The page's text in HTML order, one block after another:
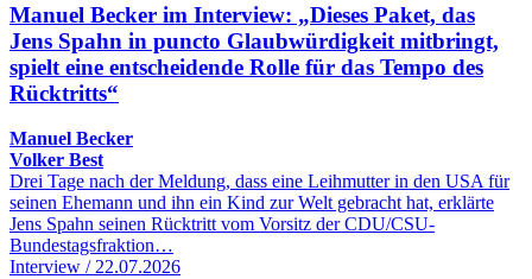
Manuel Becker im Interview: „Dieses Paket, das
Jens Spahn in puncto Glaubwürdigkeit mitbringt,
spielt eine entscheidende Rolle für das Tempo des
Rücktritts“
Manuel Becker
Volker Best
Drei Tage nach der Meldung, dass eine Leihmutter in den USA für
seinen Ehemann und ihn ein Kind zur Welt gebracht hat, erklärte
Jens Spahn seinen Rücktritt vom Vorsitz der CDU/CSU-
Bundestagsfraktion…
Interview / 22.07.2026